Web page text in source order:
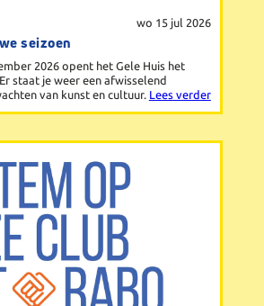
wo 15 jul 2026
seizoen
2026 opent het Gele Huis het
staat je weer een afwisselend
van kunst en cultuur. Lees verder